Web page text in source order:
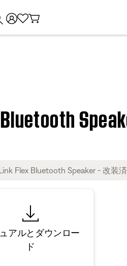
Bluetooth
アルとダウンロー
ド